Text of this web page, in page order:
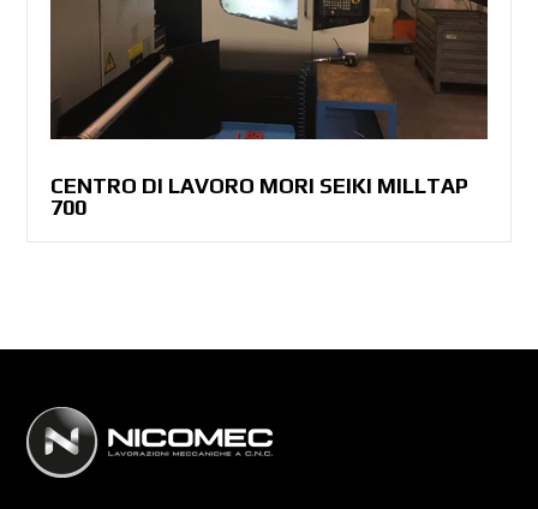
CENTRO DI LAVORO MORI SEIKI MILLTAP
700